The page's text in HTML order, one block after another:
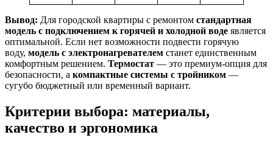
Вывод: Для городской квартиры с ремонтом стандартная
модель с подключением к горячей и холодной воде является
оптимальной. Если нет возможности подвести горячую
воду, модель с электронагревателем станет единственным
комфортным решением. Термостат — это премиум-опция для
безопасности, а компактные системы с тройником —
сугубо бюджетный или временный вариант.
Критерии выбора: материалы,
качество и эргономика